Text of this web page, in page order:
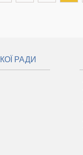
РАДИ